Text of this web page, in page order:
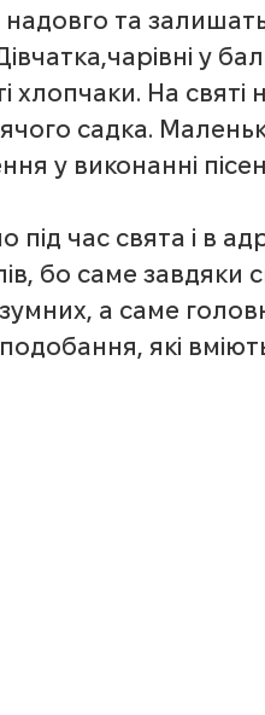
надовго та
у
хлопчаки. На
садка.
у виконанні
час свята і в
бо саме завдяки
а саме
які